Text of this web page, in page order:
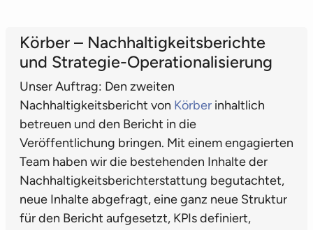
Körber – Nachhaltigkeitsberichte
und Strategie-Operationalisierung
Unser Auftrag: Den zweiten
Nachhaltigkeitsbericht von Körber inhaltlich
betreuen und den Bericht in die
Veröffentlichung bringen. Mit einem engagierten
Team haben wir die bestehenden Inhalte der
Nachhaltigkeitsberichterstattung begutachtet,
neue Inhalte abgefragt, eine ganz neue Struktur
für den Bericht aufgesetzt, KPIs definiert,